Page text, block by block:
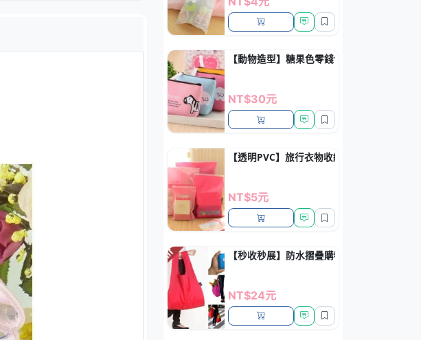
【動物造型】糖果色零錢包 - 韓風便攜收納包
NT$30元
【透明PVC】旅行衣物收納袋 - 戶外整理包
NT$5元
【秒收秒展】防水摺疊購物袋 - 環保大容量
NT$24元